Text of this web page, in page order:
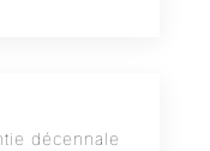
décennale